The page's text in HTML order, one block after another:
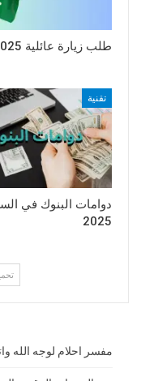
طلب زيارة عائلية 2025
تقنية
دوامات البنوك في
2025
مفسر احلام لوجه الله